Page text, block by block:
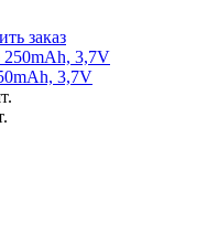
заказ
3,7V